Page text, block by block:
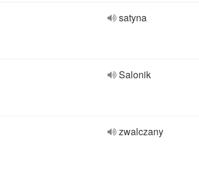
satyna
Salonik
zwalczany